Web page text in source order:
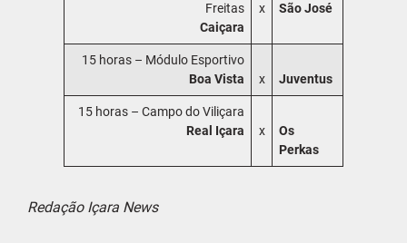
Freitas
Caiçara
x São José
15 horas – Módulo Esportivo
Boa Vista
x Juventus
15 horas – Campo do Viliçara
Real Içara
x
Os
Perkas
Redação Içara News